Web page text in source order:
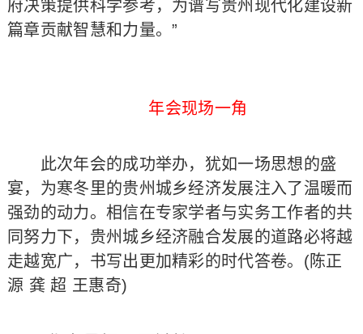
府决策提供科学参考，为谱写贵州现代化建设新
篇章贡献智慧和力量。”
年会现场一角
此次年会的成功举办，犹如一场思想的盛
宴，为寒冬里的贵州城乡经济发展注入了温暖而
强劲的动力。相信在专家学者与实务工作者的共
同努力下，贵州城乡经济融合发展的道路必将越
走越宽广，书写出更加精彩的时代答卷。(陈正
源 龚 超 王惠奇)